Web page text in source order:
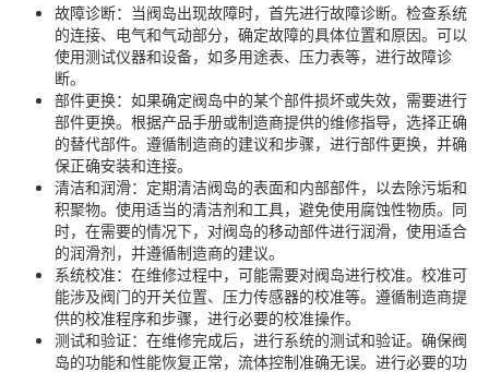
故障诊断：当阀岛出现故障时，首先进行故障诊断。检查系统
的连接、电气和气动部分，确定故障的具体位置和原因。可以
使用测试仪器和设备，如多用途表、压力表等，进行故障诊
断。
部件更换：如果确定阀岛中的某个部件损坏或失效，需要进行
部件更换。根据产品手册或制造商提供的维修指导，选择正确
的替代部件。遵循制造商的建议和步骤，进行部件更换，并确
保正确安装和连接。
清洁和润滑：定期清洁阀岛的表面和内部部件，以去除污垢和
积聚物。使用适当的清洁剂和工具，避免使用腐蚀性物质。同
时，在需要的情况下，对阀岛的移动部件进行润滑，使用适合
的润滑剂，并遵循制造商的建议。
系统校准：在维修过程中，可能需要对阀岛进行校准。校准可
能涉及阀门的开关位置、压力传感器的校准等。遵循制造商提
供的校准程序和步骤，进行必要的校准操作。
测试和验证：在维修完成后，进行系统的测试和验证。确保阀
岛的功能和性能恢复正常，流体控制准确无误。进行必要的功